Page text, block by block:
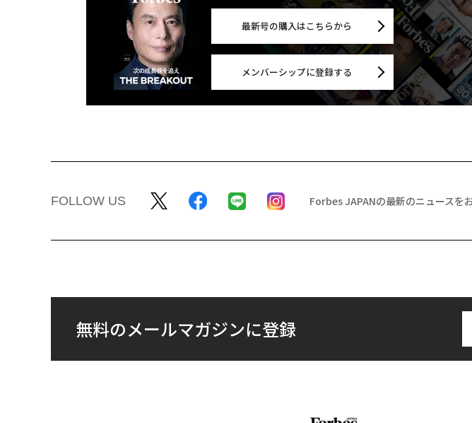
最新号の購入はこちらから
メンバーシップに登録する
FOLLOW US Forbes JAPANの最新のニュースを
無料のメールマガジンに登録